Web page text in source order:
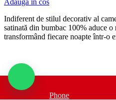
Adauga in cos
Indiferent de stilul decorativ al
satinată din bumbac 100% aduce
transformând fiecare noapte într-o
Phone